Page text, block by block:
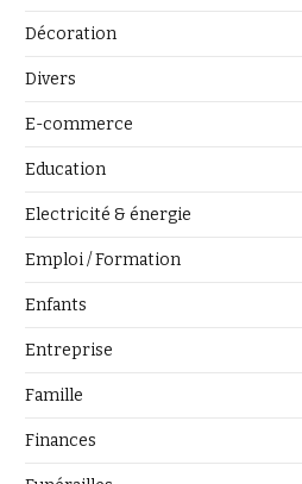
Décoration
Divers
E-commerce
Education
Electricité & énergie
Emploi / Formation
Enfants
Entreprise
Famille
Finances